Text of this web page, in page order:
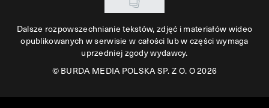
Dalsze rozpowszechnianie tekstów, zdjęć i materiałów wideo
opublikowanych w serwisie w całości lub w części wymaga
uprzedniej zgody wydawcy.
©BURDA MEDIA POLSKA SP. Z O. O 2026